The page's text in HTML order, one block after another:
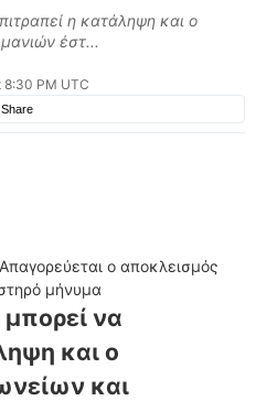
η κατάληψη και ο
έστ...
8:30 PM UTC
ο αποκλεισμός
μήνυμα
να
και ο
και